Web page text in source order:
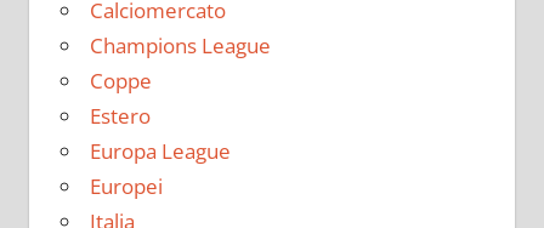
Calciomercato
Champions League
Coppe
Estero
Europa League
Europei
Italia